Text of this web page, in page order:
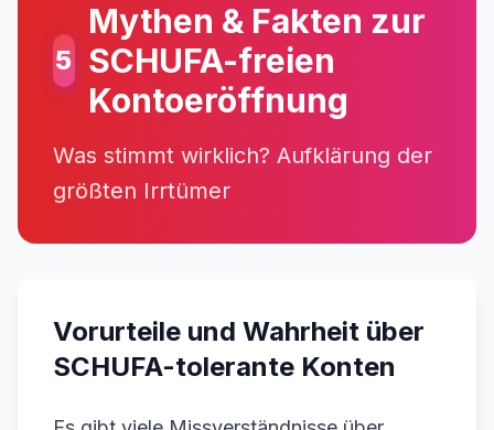
5
Mythen & Fakten zur
SCHUFA-freien
Kontoeröffnung
Was stimmt wirklich? Aufklärung der
größten Irrtümer
Vorurteile und Wahrheit über
SCHUFA-tolerante Konten